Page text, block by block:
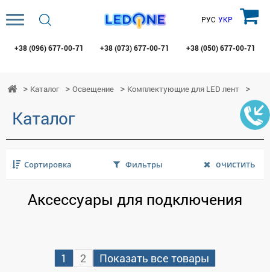
+38 (096) 677-00-71 +38 (073)677-00-71 +38 (050)677-00-71
РУС УКР
Каталог Освещение Комплектующие для LED лент
Каталог
Сортировка Фильтры очистить
Аксессуары для подключения
1 2 Показать все товары